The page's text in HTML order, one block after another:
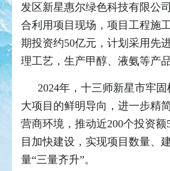
发区新星惠尔绿色科技有限公
合利用项目现场，项目工程施
期投资约50亿元，计划采用先
理工艺，生产甲醇、液氨等产品
2024年，十三师新星市牢
大项目的鲜明导向，进一步精
营商环境，推动近200个投资额
目加快建设，实现项目数量、
量“三量齐升”。